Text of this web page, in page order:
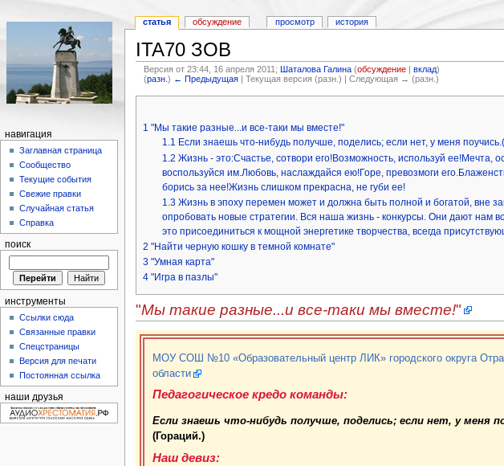
ITA70 ЗОВ
Версия от 23:44, 16 апреля 2011;Шаталова Галина (обсуждение |вклад)
(разн.) ← Предыдущая | Текущая версия (разн.) | Следующая → (разн.)
1 "Мы такие разные...и все-таки мы вместе!"
1.1 Если знаешь что-нибудь получше, поделись; если нет, у меня
1.2 Жизнь - это:Счастье, сотвори его!Возможность, используй ее!Мечта,
воспользуйся им.Любовь, наслаждайся ею!Горе, превозмоги
борись за нее!Жизнь слишком прекрасна, не губи ее!
1.3 Жизнь в эпоху перемен может и должна быть полной и богатой, вне
опробовать новые стратегии. Вся наша жизнь - конкурсы. Они дают нам
это присоединиться к мощной энергетике творчества, всегда
2 "Найти черную кошку в темной комнате"
3 "Умная карта"
4 "Игра в пазлы"
"Мы такие разные...и все-таки мы вместе!"
МОУ СОШ №10 «Образовательный центр ЛИК» городского округа
области
Педагогическое кредо команды:
Если знаешь что-нибудь получше, поделись; если нет, у меня
(Гораций.)
Наш девиз:
статья обсуждение просмотр история
навигация
Заглавная страница
Сообщество
Текущие события
Свежие правки
Случайная статья
Справка
поиск
инструменты
Ссылки сюда
Связанные правки
Спецстраницы
Версия для печати
Постоянная ссылка
наши друзья